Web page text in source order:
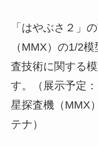
「はやぶさ２」
（MMX）の1/2
査技術に関する
す。（展示予定
星探査機（MMX
テナ）